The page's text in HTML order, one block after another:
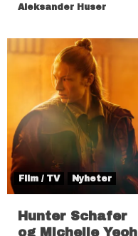
Aleksander Huser
Film / TV Nyheter
Hunter Schafer
og Michelle Yeoh